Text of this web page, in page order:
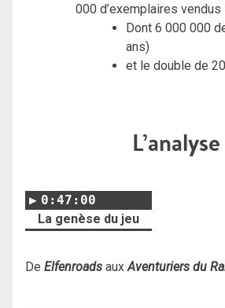
000 d’exemplaires vendus
Dont 6 000 000
ans)
et le double de
L’analyse
0:47:00
La genèse du jeu
De Elfenroads auxAventuriers du